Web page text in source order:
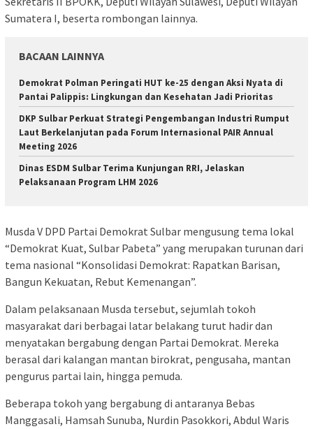
Sumatera I, beserta rombongan lainnya.
BACAAN LAINNYA
Demokrat Polman Peringati HUT ke-25 dengan Aksi Nyata di
Pantai Palippis: Lingkungan dan Kesehatan Jadi Prioritas
DKP Sulbar Perkuat Strategi Pengembangan Industri Rumput
Laut Berkelanjutan pada Forum Internasional PAIR Annual
Meeting 2026
Dinas ESDM Sulbar Terima Kunjungan RRI, Jelaskan
Pelaksanaan Program LHM 2026
Musda V DPD Partai Demokrat Sulbar mengusung tema lokal
“Demokrat Kuat, Sulbar Pabeta” yang merupakan turunan dari
tema nasional “Konsolidasi Demokrat: Rapatkan Barisan,
Bangun Kekuatan, Rebut Kemenangan”.
Dalam pelaksanaan Musda tersebut, sejumlah tokoh
masyarakat dari berbagai latar belakang turut hadir dan
menyatakan bergabung dengan Partai Demokrat. Mereka
berasal dari kalangan mantan birokrat, pengusaha, mantan
pengurus partai lain, hingga pemuda.
Beberapa tokoh yang bergabung di antaranya Bebas
Manggasali, Hamsah Sunuba, Nurdin Pasokkori, Abdul Waris